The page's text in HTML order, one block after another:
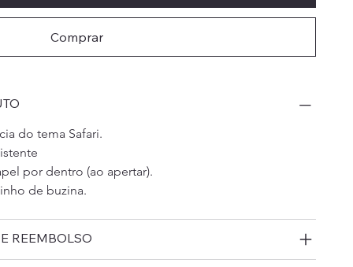
Comprar
do tema Safari.
por dentro (ao apertar).
de buzina.
REEMBOLSO